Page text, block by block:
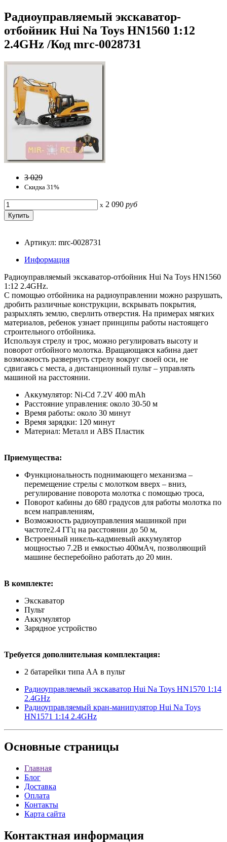
Радиоуправляемый экскаватор-
отбойник Hui Na Toys HN1560 1:12
2.4GHz /Код mrc-0028731
3 029
Скидка 31%
x 2 090 руб
Артикул: mrc-0028731
Информация
Радиоуправляемый экскаватор-отбойник Hui Na Toys HN1560
1:12 2.4GHz.
С помощью отбойника на радиоуправлении можно разрушать,
дробить различные конструкции, вскрывать покрытия,
разрыхлять землю, сверлить отверстия. На примерах мягких
материалов, ребенок узнает принципы работы настоящего
строительного отбойника.
Используя стрелу и трос, можно регулировать высоту и
поворот отбойного молотка. Вращающаяся кабина дает
возможность развернуть стрелу вокруг своей оси, не
сдвигаясь с места, а дистанционный пульт – управлять
машиной на расстоянии.
Аккумулятор: Ni-Cd 7.2V 400 mAh
Расстояние управления: около 30-50 м
Время работы: около 30 минут
Время зарядки: 120 минут
Материал: Металл и ABS Пластик
Приемущества:
Функциональность поднимающего механизма –
перемещение стрелы с молотком вверх – вниз,
регулирование поворота молотка с помощью троса,
Поворот кабины до 680 градусов для работы молотка по
всем направлениям,
Возможность радиоуправления машинкой при
частоте2.4 ГГц на расстоянии до 50 м,
Встроенный никель-кадмиевый аккумулятор
мощностью 7.2В и емкостью 400мАч, позволяющий
машине бесперебойно работать до 20 мин.
В комплекте:
Экскаватор
Пульт
Аккумулятор
Зарядное устройство
Требуется дополнительная комплектация:
2 батарейки типа АА в пульт
Радиоуправляемый экскаватор Hui Na Toys HN1570 1:14
2.4GHz
Радиоуправляемый кран-манипулятор Hui Na Toys
HN1571 1:14 2.4GHz
Основные страницы
Главная
Блог
Доставка
Оплата
Контакты
Карта сайта
Контактная информация